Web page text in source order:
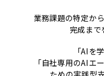
業務課題の特定か
完成まで
「AIを
「自社専用のAIエ